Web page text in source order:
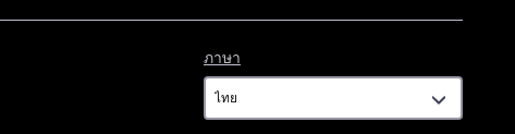
ภาษา